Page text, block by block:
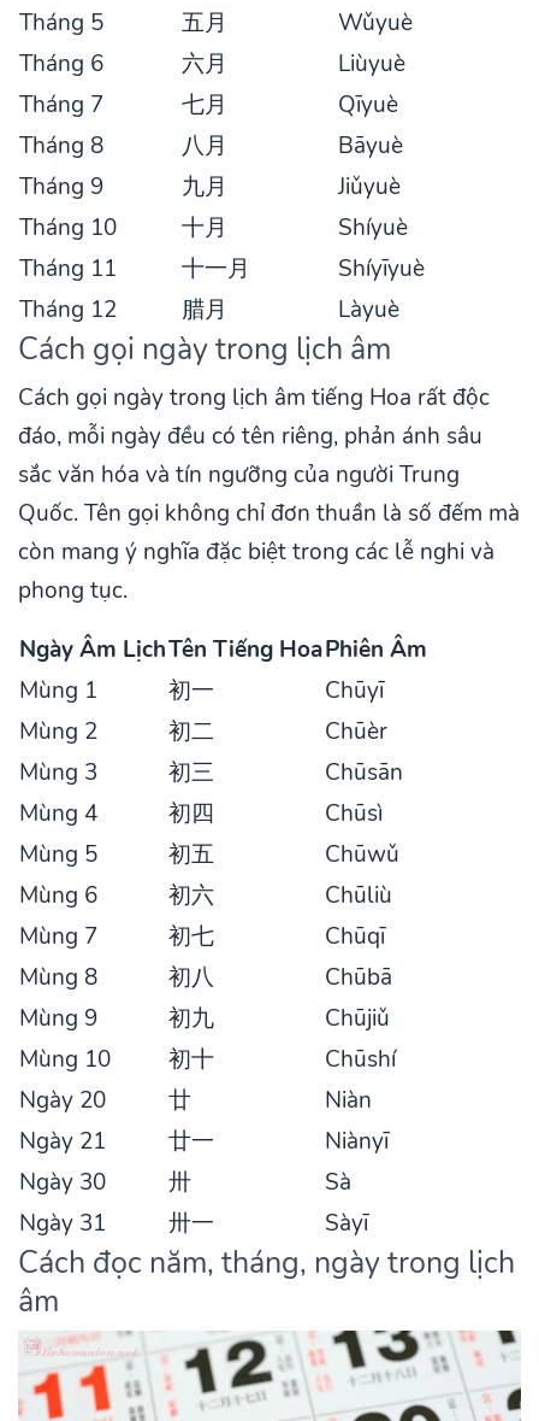
Tháng 5
五月
Wǔyuè
Tháng 6
六月
Liùyuè
Tháng 7
七月
Qīyuè
Tháng 8
八月
Bāyuè
Tháng 9
九月
Jiǔyuè
Tháng 10
十月
Shíyuè
Tháng 11
十一月
Shíyīyuè
Tháng 12
腊月 Làyuè
Cách gọi ngày trong lịch âm
Cách gọi ngày trong lịch âm tiếng Hoa rất độc
đáo, mỗi ngày đều có tên riêng, phản ánh sâu
sắc văn hóa và tín ngưỡng của người Trung
Quốc. Tên gọi không chỉ đơn thuần là số đếm mà
còn mang ý nghĩa đặc biệt trong các lễ nghi và
phong tục.
Ngày Âm LịchTên Tiếng HoaPhiên Âm
Mùng 1
初一
Chūyī
Mùng 2
初二
Chūèr
Mùng 3
初三
Chūsān
Mùng 4
初四
Chūsì
Mùng 5
初五
Chūwǔ
Mùng 6
初六
Chūliù
Mùng 7
初七
Chūqī
Mùng 8
初八
Chūbā
Mùng 9
初九
Chūjiǔ
Mùng 10
初十
Chūshí
Ngày 20
廿
Niàn
Ngày 21
廿一
Niànyī
Ngày 30
卅
Sà
Ngày 31
卅一 Sàyī
Cách đọc năm, tháng, ngày trong lịch
âm